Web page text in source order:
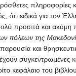
πληροφορίες
ότι ειδικά για τον
προσιτά και ακόμη
πόλεων της
και
συγκεντρωμένες
κεφάλαιο του